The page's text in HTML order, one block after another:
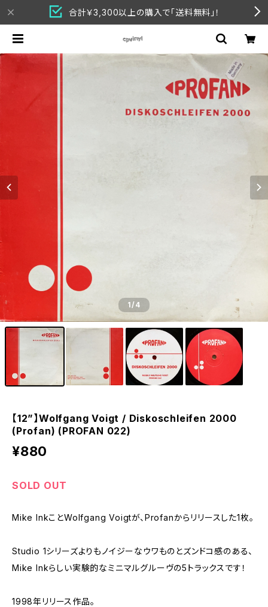
合計￥3,300以上の購入で「送料無料」！
1/4
【12”】Wolfgang Voigt / Diskoschleifen 2000
(Profan) (PROFAN 022)
¥880
SOLD OUT
Mike InkことWolfgang Voigtが、Profanからリリースした1枚。
Studio 1シリーズよりもノイジーなウワものとズンドコ感のある、
Mike Inkらしい実験的なミニマルグルーヴの5トラックスです！
1998年リリース作品。